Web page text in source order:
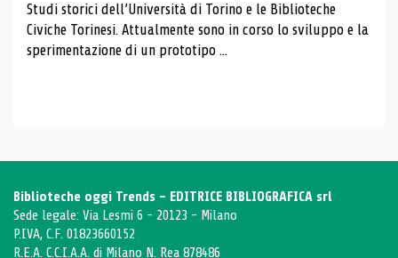
Studi storici dell’Università di Torino e le Biblioteche
Civiche Torinesi. Attualmente sono in corso lo sviluppo e la
sperimentazione di un prototipo ...
Biblioteche oggi Trends - EDITRICE BIBLIOGRAFICA srl
Sede legale: Via Lesmi 6 - 20123 - Milano
P.IVA, C.F. 01823660152
R.E.A. C.C.I.A.A. di Milano N. Rea 878486